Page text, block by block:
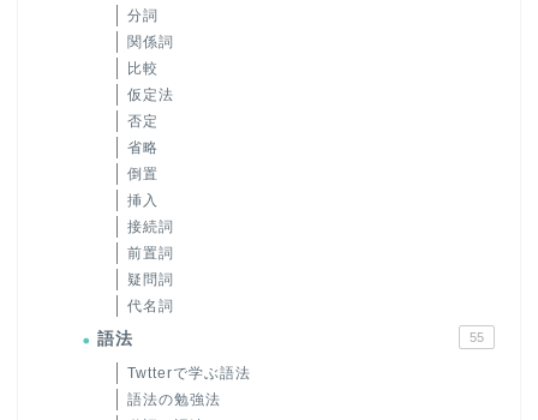
分詞
関係詞
比較
仮定法
否定
省略
倒置
挿入
接続詞
前置詞
疑問詞
代名詞
語法 55
Twtterで学ぶ語法
語法の勉強法